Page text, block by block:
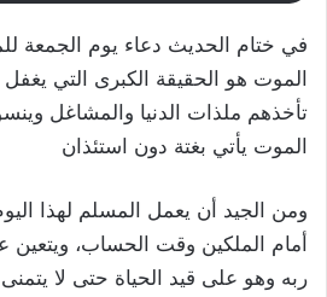
في ختام الحديث دعاء يوم الجمعة
الموت هو الحقيقة الكبرى التي
تأخذهم ملذات الدنيا والمشاغل
الموت يأتي بغتة دون استئذان
ومن الجيد أن يعمل المسلم لهذا
أمام الملكين وقت الحساب، ويتعين
ربه وهو على قيد الحياة حتى لا يتمنى